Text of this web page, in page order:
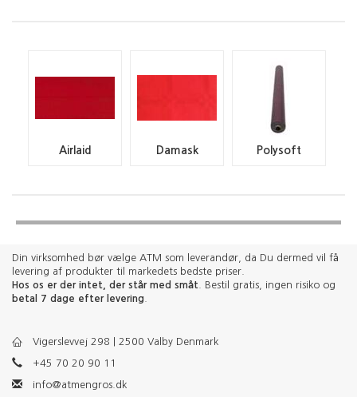
Airlaid Damask Polysoft
Din virksomhed bør vælge ATM som leverandør, da Du dermed vil få
levering af produkter til markedets bedste priser.
Hos os er der intet, der står med småt . Bestil gratis, ingen risiko og
betal 7 dage efter levering
Vigerslevvej 298 | 2500 Valby Denmark
+45 70 20 90 11
info@atmengros.dk